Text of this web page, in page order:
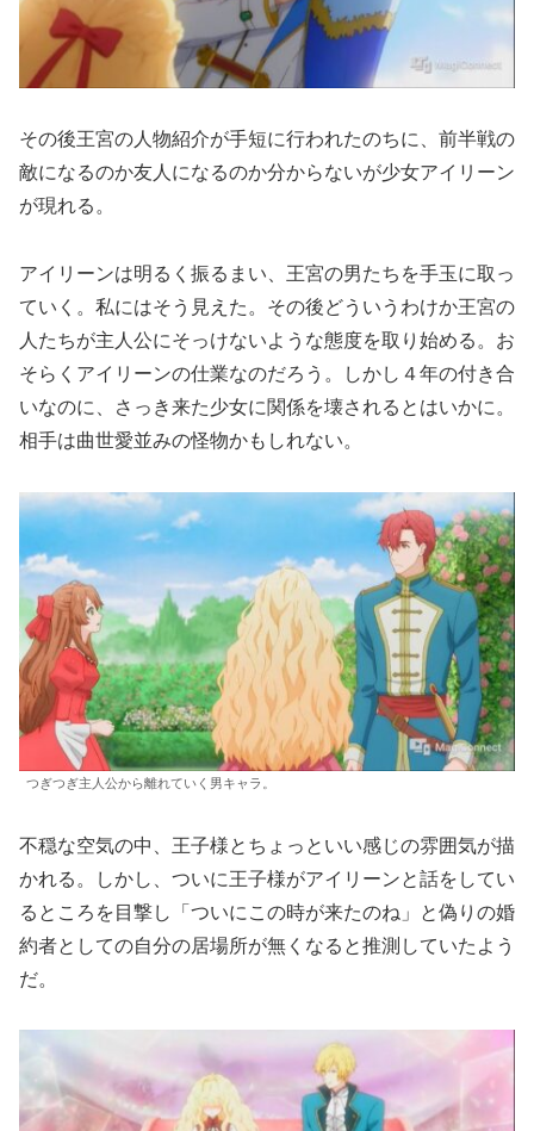
その後王宮の人物紹介が手短に行われたのちに、前半戦の
敵になるのか友人になるのか分からないが少女アイリーン
が現れる。
アイリーンは明るく振るまい、王宮の男たちを手玉に取っ
ていく。私にはそう見えた。その後どういうわけか王宮の
人たちが主人公にそっけないような態度を取り始める。お
そらくアイリーンの仕業なのだろう。しかし４年の付き合
いなのに、さっき来た少女に関係を壊されるとはいかに。
相手は曲世愛並みの怪物かもしれない。
つぎつぎ主人公から離れていく男キャラ。
不穏な空気の中、王子様とちょっといい感じの雰囲気が描
かれる。しかし、ついに王子様がアイリーンと話をしてい
るところを目撃し「ついにこの時が来たのね」と偽りの婚
約者としての自分の居場所が無くなると推測していたよう
だ。